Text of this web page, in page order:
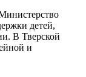
детей,
В Тверской
и